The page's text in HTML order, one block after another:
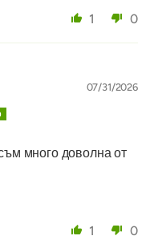
1 0
07/31/2026
много доволна от
1 0